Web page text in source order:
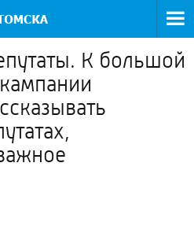
К большой